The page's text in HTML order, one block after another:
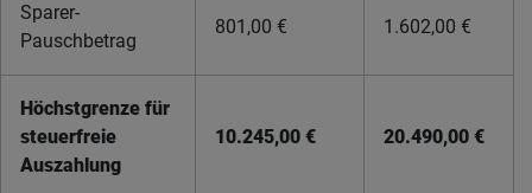
Sparer-
Pauschbetrag
801,00 € 1.602,00 €
Höchstgrenze für
steuerfreie
Auszahlung
10.245,00 € 20.490,00 €